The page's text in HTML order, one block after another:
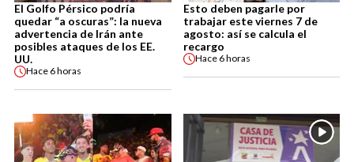
El Golfo Pérsico podría
quedar “a oscuras”: la nueva
advertencia de Irán ante
posibles ataques de los EE.
UU.
Hace 6 horas
Esto deben pagarle por
trabajar este viernes 7 de
agosto: así se calcula el
recargo
Hace 6 horas